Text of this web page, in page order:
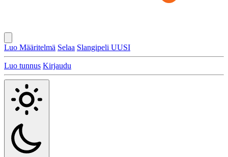
Luo Määritelmä Selaa Slangipeli UUSI
Luo tunnus Kirjaudu